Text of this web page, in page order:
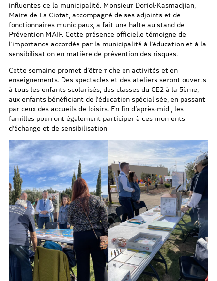
influentes de la municipalité. Monsieur Doriol-Kasmadjian,
Maire de La Ciotat, accompagné de ses adjoints et de
fonctionnaires municipaux, a fait une halte au stand de
Prévention MAIF. Cette présence officielle témoigne de
l’importance accordée par la municipalité à l’éducation et à la
sensibilisation en matière de prévention des risques.
Cette semaine promet d’être riche en activités et en
enseignements. Des spectacles et des ateliers seront ouverts
à tous les enfants scolarisés, des classes du CE2 à la 5ème,
aux enfants bénéficiant de l’éducation spécialisée, en passant
par ceux des accueils de loisirs. En fin d’après-midi, les
familles pourront également participer à ces moments
d’échange et de sensibilisation.